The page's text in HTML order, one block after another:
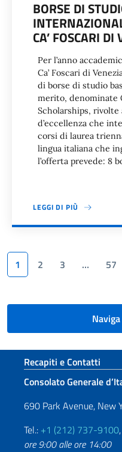
BORSE DI
CA’ FOSCARI
Per l’anno
Ca’ Foscari di
di borse di studio
merito, denominate
Scholarships,
d’eccellenza che
corsi di laurea
lingua italiana che
l’offerta prevede: 8
LEGGI DI PIÙ
Paginazione
1 2 3 … 57
Sezione
Recapiti e Contatti
Consolato Generale
690 Park Avenue, New
Tel.: +1 (212) 737-9100,
ore 9:00 alle ore 14:00